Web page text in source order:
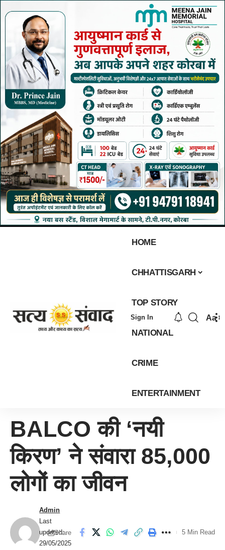
HOME
CHHATTISGARH
TOP STORY
NATIONAL
CRIME
ENTERTAINMENT
Sign In Aa
BALCO की ‘नयी
किरण’ ने संवारा 85,000
लोगों का जीवन
Last
updated:
29/05/2025
Admin
Share 5 Min Read